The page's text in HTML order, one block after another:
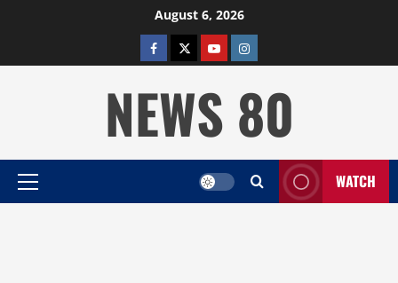
August 6, 2026
facebooktwitterYOUTUBE
instagram
NEWS 80
Primary
WATCH